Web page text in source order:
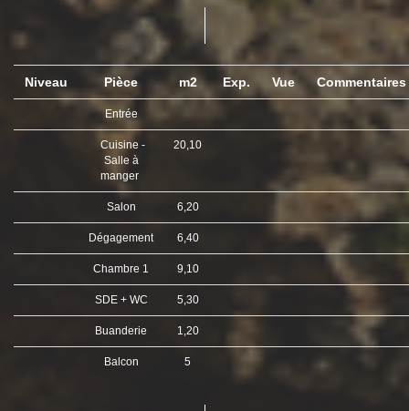
Niveau Pièce m2 Exp. Vue Commentaires
Entrée
Cuisine -
Salle à
manger
20,10
Salon 6,20
Dégagement 6,40
Chambre 1 9,10
SDE + WC 5,30
Buanderie 1,20
Balcon 5